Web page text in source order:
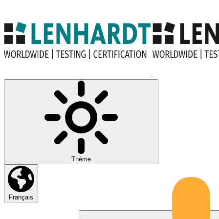
Thème
Français